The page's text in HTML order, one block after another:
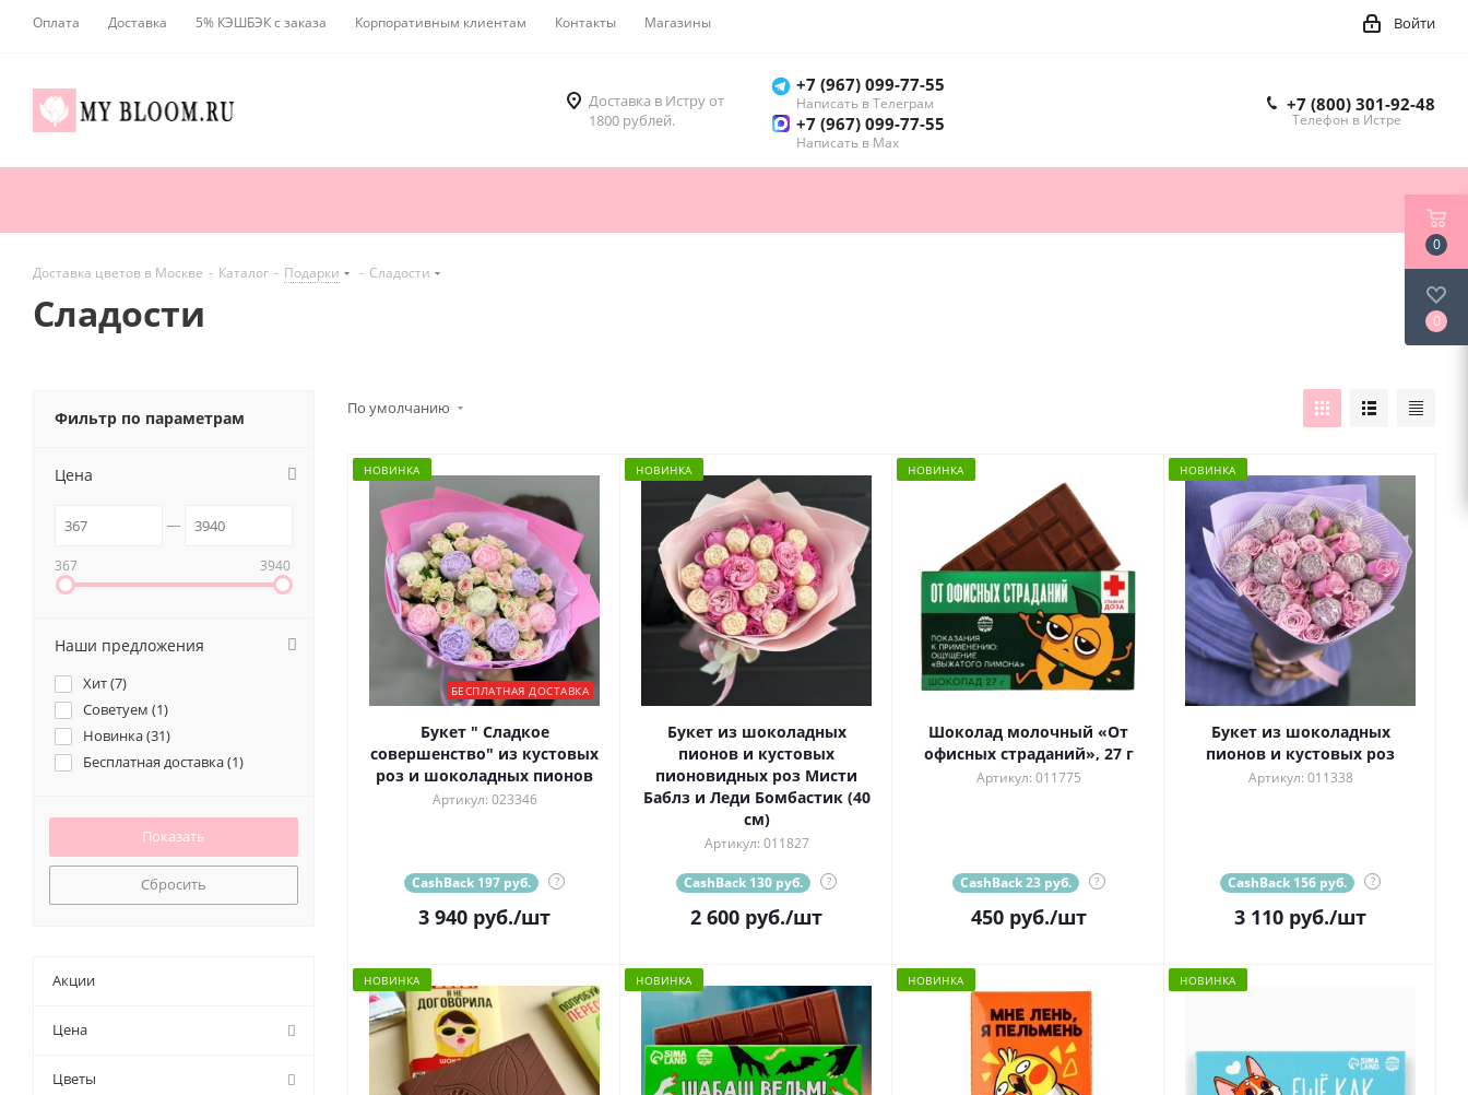
Оплата Доставка 5% КЭШБЭК с заказа Корпоративным клиентам Контакты Магазины Войти
Доставка в Истру от
1800 рублей.
+7 (967) 099-77-55
Написать в Телеграм
+7 (967) 099-77-55
Написать в Мах
+7 (800) 301-92-48
Телефон в Истре
Доставка цветов в Москве - Каталог - Подарки - Сладости
Сладости
По умолчанию
НОВИНКА
БЕСПЛАТНАЯ ДОСТАВКА
Букет " Сладкое
совершенство" из кустовых
роз и шоколадных пионов
Артикул: 023346
CashBack 197 руб. ?
3 940 руб./шт
НОВИНКА
Букет из шоколадных
пионов и кустовых
пионовидных роз Мисти
Баблз и Леди Бомбастик (40
см)
Артикул: 011827
CashBack 130 руб. ?
2 600 руб./шт
НОВИНКА
Шоколад молочный «От
офисных страданий», 27 г
Артикул: 011775
CashBack 23 руб. ?
450руб./шт
НОВИНКА
Букет из шоколадных
пионов и кустовых роз
Артикул: 011338
CashBack 156 руб. ?
3 110 руб./шт
НОВИНКА НОВИНКА НОВИНКА НОВИНКА
Фильтр по параметрам
Цена
367 3940
Наши предложения
Хит (7)
Советуем (1)
Новинка (31)
Бесплатная доставка (1)
Сбросить
Акции
Цена
Цветы
0
0